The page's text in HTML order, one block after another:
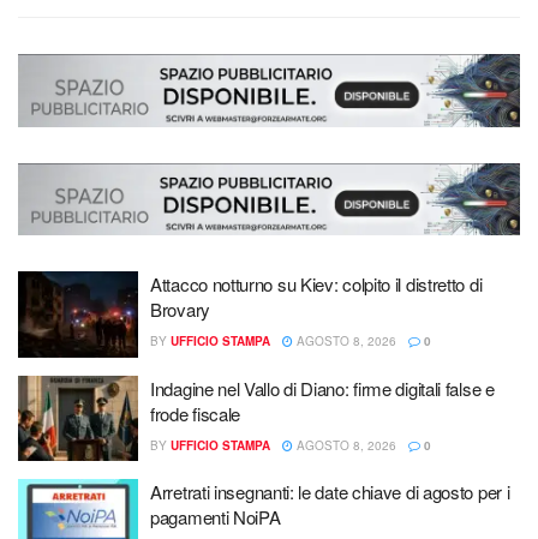
Attacco notturno su Kiev: colpito il distretto di
Brovary
BY UFFICIO STAMPA AGOSTO 8, 2026 0
Indagine nel Vallo di Diano: firme digitali false e
frode fiscale
BY UFFICIO STAMPA AGOSTO 8, 2026 0
Arretrati insegnanti: le date chiave di agosto per i
pagamenti NoiPA